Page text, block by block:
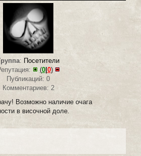
: Посетители
(0| 0)
Публикаций: 0
Комментариев: 2
Возможно наличие очага
в височной доле.